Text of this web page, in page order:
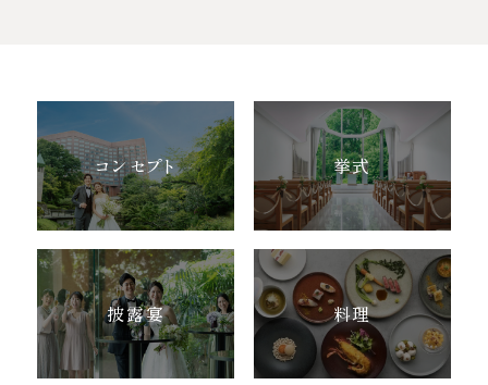
結納・顔合わせ
トピックス 結婚準備ガイド
お問い合わせ・
資料請求
ご成約者様へ
コンセプト 挙式
披露宴 料理